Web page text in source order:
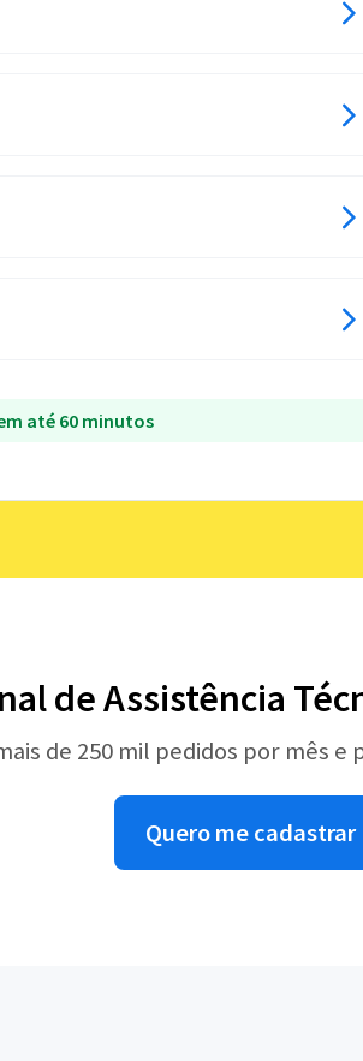
até 60 minutos
de Assistência
de 250 mil pedidos por mês
Quero me cadastrar